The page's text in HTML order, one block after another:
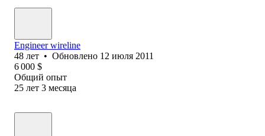
Engineer wireline
48 лет • Обновлено 12 июля 2011
6 000 $
Общий опыт
25 лет 3 месяца